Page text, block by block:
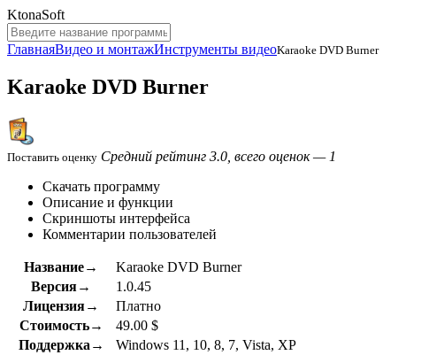
KtonaSoft
ГлавнаяВидео и монтажИнструменты видеоKaraoke DVD Burner
Karaoke DVD Burner
Поставить оценку Средний рейтинг 3.0, всего оценок — 1
Скачать программу
Описание и функции
Скриншоты интерфейса
Комментарии пользователей
Название→
Karaoke DVD Burner
Версия→
1.0.45
Лицензия→
Платно
Стоимость→
49.00 $
Поддержка→
Windows 11, 10, 8, 7, Vista, XP